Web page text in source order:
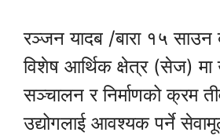
रञ्जन यादब /बारा १५ साउन
विशेष आर्थिक क्षेत्र (सेज) मा
सञ्चालन र निर्माणको क्रम
उद्योगलाई आवश्यक पर्ने